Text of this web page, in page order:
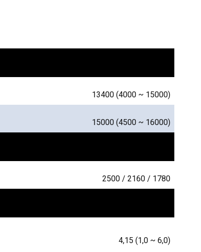
13400 (4000 ~ 15000)
15000 (4500 ~ 16000)
2500 / 2160 / 1780
4,15 (1,0 ~ 6,0)